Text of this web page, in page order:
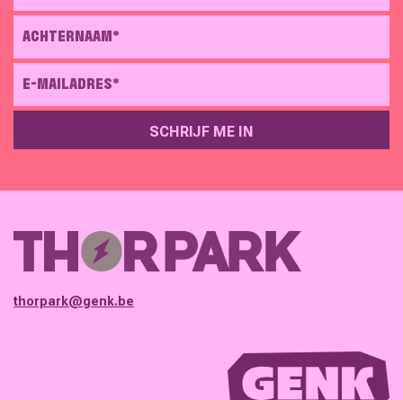
ACHTERNAAM*
E-MAILADRES*
GELIEVE DIT VELD LEEG TE LATEN
SCHRIJF ME IN
thorpark@genk.be